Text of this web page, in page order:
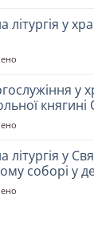
землі
Української»
у
церкві
і
Олени»
літургія у
літургія
у
храмі
у
княгині
Богослужіння
у
храмі
літургія у
соборі у